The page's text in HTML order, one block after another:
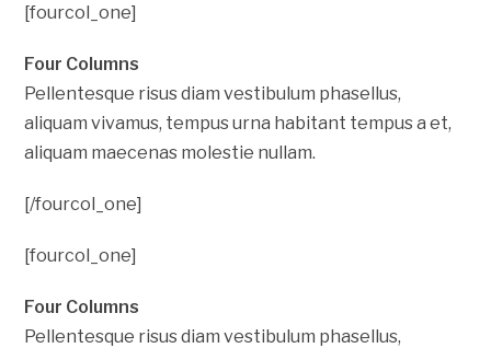
[fourcol_one]
Four Columns
Pellentesque risus diam vestibulum phasellus,
aliquam vivamus, tempus urna habitant tempus a et,
aliquam maecenas molestie nullam.
[/fourcol_one]
[fourcol_one]
Four Columns
Pellentesque risus diam vestibulum phasellus,